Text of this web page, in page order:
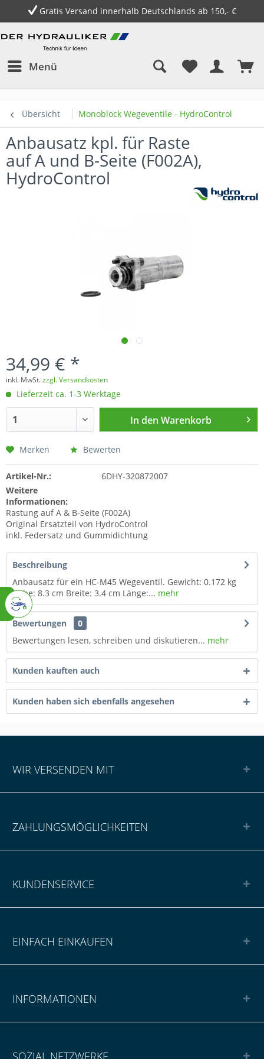
Gratis Versand innerhalb Deutschlands ab 150,- €
Menü
Übersicht Monoblock Wegeventile - HydroControl
Anbausatz kpl. für Raste
auf A und B-Seite (F002A),
HydroControl
34,99 € *
inkl. MwSt.zzgl. Versandkosten
Lieferzeit ca. 1-3 Werktage
In den Warenkorb
Merken Bewerten
Artikel-Nr.:
6DHY-320872007
Weitere
Informationen:
Rastung auf A & B-Seite (F002A)
Original Ersatzteil von HydroControl
inkl. Federsatz und Gummidichtung
Beschreibung
Anbausatz für ein HC-M45 Wegeventil. Gewicht: 0.172 kg
Höhe: 8.3 cm Breite: 3.4 cm Länge:... mehr
Bewertungen
0
Bewertungen lesen, schreiben und diskutieren... mehr
Kunden kauften auch
Kunden haben sich ebenfalls angesehen
WIR VERSENDEN MIT
ZAHLUNGSMÖGLICHKEITEN
KUNDENSERVICE
EINFACH EINKAUFEN
INFORMATIONEN
SOZIAL NETZWERKE